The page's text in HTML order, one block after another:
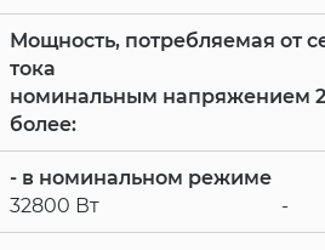
Мощность, потребляемая от
тока
номинальным напряжением
более:
- в номинальном режиме
32800 Вт
-